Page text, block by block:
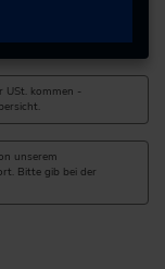
USt. kommen -
unserem
Bitte gib bei der